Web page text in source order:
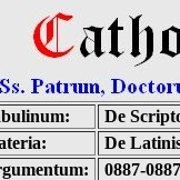
De
De
0887-